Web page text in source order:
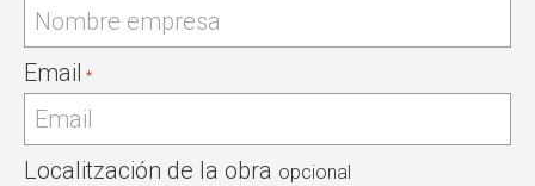
Email *
Localitzación de la obra